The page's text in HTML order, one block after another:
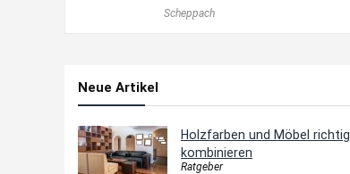
Scheppach
Neue Artikel
Holzfarben und Möbel richtig
kombinieren
Ratgeber